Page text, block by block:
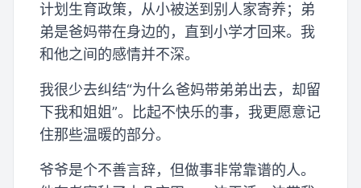
计划生育政策，从小被送到别人家寄养；弟
弟是爸妈带在身边的，直到小学才回来。我
和他之间的感情并不深。
我很少去纠结“为什么爸妈带弟弟出去，却留
下我和姐姐”。比起不快乐的事，我更愿意记
住那些温暖的部分。
爷爷是个不善言辞，但做事非常靠谱的人。